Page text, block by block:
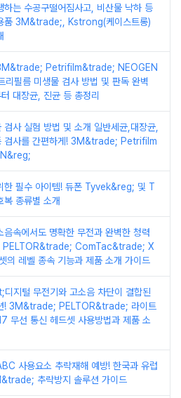
하는 수공구떨어짐사고, 비산물 낙하 등
품 3M&trade;, Kstrong(케이스트롱)
Petrifilm&trade; NEOGEN
리필름 미생물 검사 방법 및 판독 완벽
대장균, 진균 등 총정리
검사 실험 방법 및 소개 일반세균,대장균,
검사를 간편하게! 3M&trade; Petrifilm
한 필수 아이템! 듀폰 Tyvek&reg; 및 T
종류별 소개
음속에서도 명확한 무전과 완벽한 청력
PELTOR&trade; ComTac&trade; X
의 레벨 종속 기능과 제품 소개 가이드
지털 무전기와 고소음 차단이 결합된
! 3M&trade; PELTOR&trade; 라이트
무선 통신 헤드셋 사용방법과 제품 소
사용요소 추락재해 예방! 한국과 유럽
추락방지 솔루션 가이드